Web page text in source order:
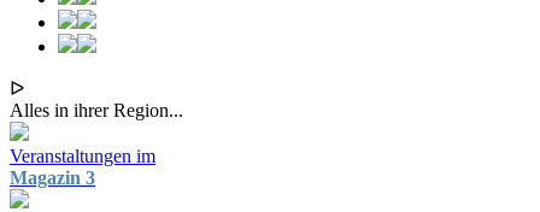
ᐅ
Alles in ihrer Region...
Veranstaltungen im
Magazin 3